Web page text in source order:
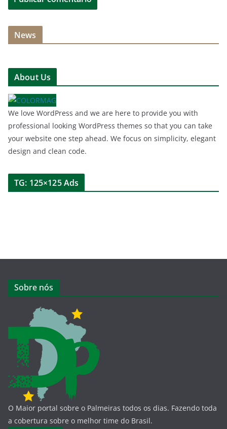
News
About Us
We love WordPress and we are here to provide you with
professional looking WordPress themes so that you can take
your website one step ahead. We focus on simplicity, elegant
design and clean code.
TG: 125×125 Ads
Sobre nós
O Maior portal sobre o Palmeiras todos os dias. Fazendo toda
a cobertura sobre o melhor time do Brasil.